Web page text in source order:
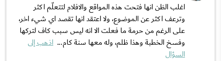
اغلب الظن انها فتحت هذه المواقع والافلام لتتعلّم اكثر
وترعف اكثر عن الموضوع، ولا اعتقد انها تقصد اي شيء اخر،
على الرغم من حرمة ما فعلت الا انه ليس سبب كاف لتركها
وفسخ الخطبة وهذا ظلم، وله معها سنة كام... اذهب إلى
السؤال